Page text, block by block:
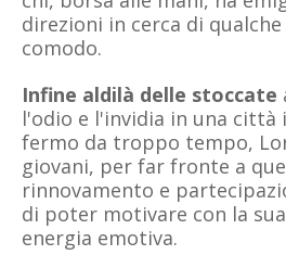
direzioni in cerca di
comodo.
Infine aldilà delle stoccate
l'odio e l'invidia in una
fermo da troppo tempo,
giovani, per far fronte a
rinnovamento e
di poter motivare con la
energia emotiva.